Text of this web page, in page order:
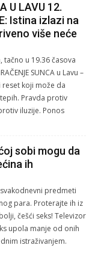
U LAVU 12.
Istina izlazi na
više neće
tačno u 19.36 časova
SUNCA u Lavu –
reset koji može da
Pravda protiv
iluzije. Ponos
sobi mogu da
ih
predmeti
para. Proterajte ih iz
češći seks! Televizor
upola manje od onih
istraživanjem.